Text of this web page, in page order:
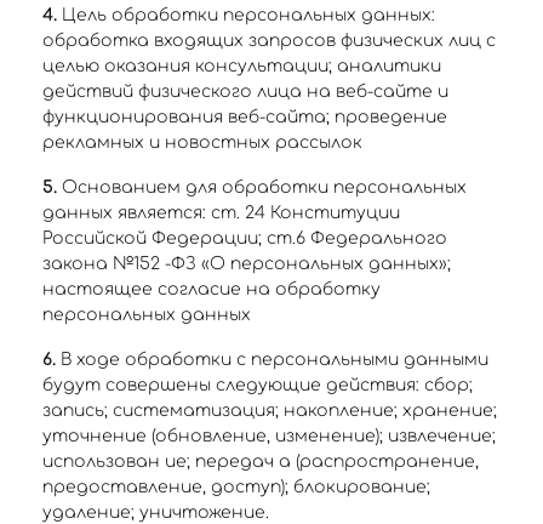
4. Цель обработки персональных данных:
обработка входящих запросов физических лиц с
целью оказания консультации; аналитики
действий физического лица на веб-сайте и
функционирования веб-сайта; проведение
рекламных и новостных рассылок
5. Основанием для обработки персональных
данных является: ст. 24 Конституции
Российской Федерации; ст.6 Федерального
закона №152 -ФЗ «О персональных данных»;
настоящее согласие на обработку
персональных данных
6. В ходе обработки с персональными данными
будут совершены следующие действия: сбор;
запись; систематизация; накопление; хранение;
уточнение (обновление, изменение); извлечение;
использован ие; передач а (распространение,
предоставление, доступ); блокирование;
удаление; уничтожение.